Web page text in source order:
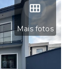
Mais fotos